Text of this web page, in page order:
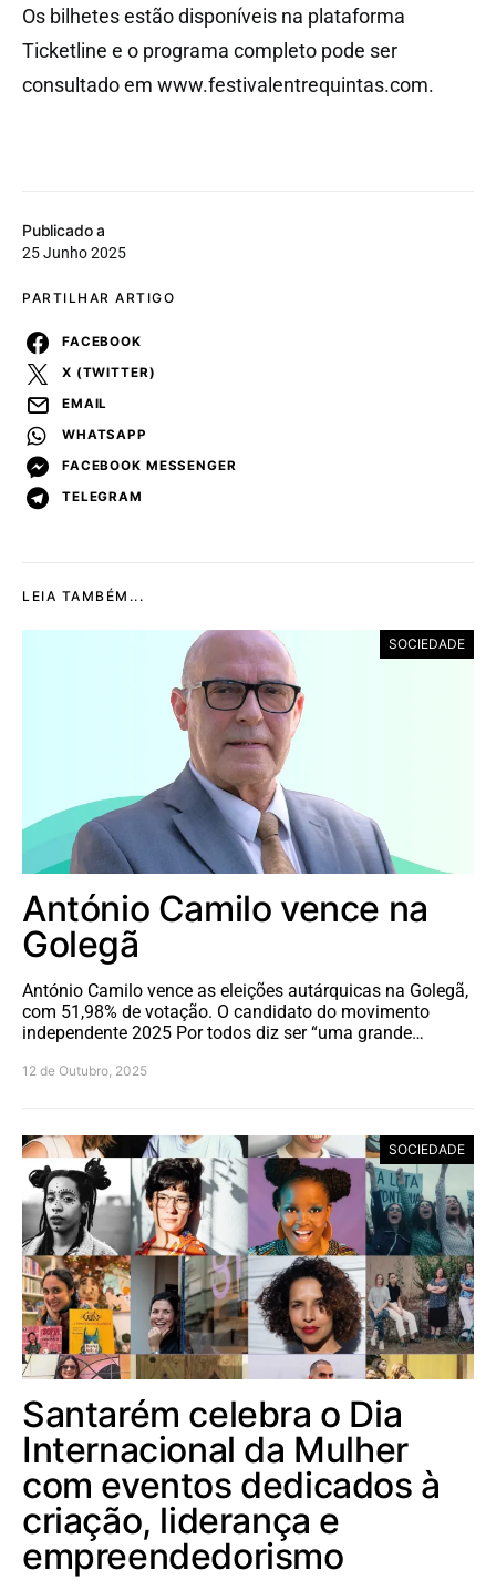
Publicado a
25 Junho 2025
PARTILHAR ARTIGO
FACEBOOK
X (TWITTER)
EMAIL
WHATSAPP
FACEBOOK MESSENGER
TELEGRAM
Os bilhetes estão disponíveis na plataforma
Ticketline e o programa completo pode ser
consultado em www.festivalentrequintas.com.
LEIA TAMBÉM...
SOCIEDADE
António Camilo vence na
Golegã
António Camilo vence as eleições autárquicas na Golegã,
com 51,98% de votação. O candidato do movimento
independente 2025 Por todos diz ser “uma grande…
12 de Outubro, 2025
SOCIEDADE
Santarém celebra o Dia
Internacional da Mulher
com eventos dedicados à
criação, liderança e
empreendedorismo